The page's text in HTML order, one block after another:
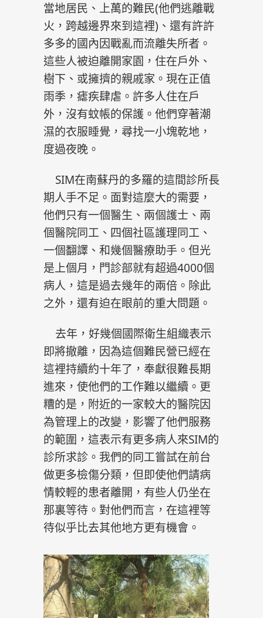
當地居民、上萬的難民(他們逃離戰
火，跨越邊界來到這裡)、還有許許
多多的國內因戰亂而流離失所者。
這些人被迫離開家園，住在戶外、
樹下、或擁擠的親戚家。現在正值
雨季，瘧疾肆虐。許多人住在戶
外，沒有蚊帳的保護。他們穿著潮
濕的衣服睡覺，尋找一小塊乾地，
度過夜晚。
SIM在南蘇丹的多羅的這間診所長
期人手不足。面對這麼大的需要，
他們只有一個醫生、兩個護士、兩
個醫院同工、四個社區護理同工、
一個翻譯、和幾個醫療助手。但光
是上個月，門診部就有超過4000個
病人，這是過去幾年的兩倍。除此
之外，還有迫在眼前的重大問題。
去年，好幾個國際衛生組織表示
即將撤離，因為這個難民營已經在
這裡持續約十年了，奉獻很難長期
進來，使他們的工作難以繼續。更
糟的是，附近的一家較大的醫院因
為管理上的改變，影響了他們服務
的範圍，這表示有更多病人來SIM的
診所求診。我們的同工嘗試在前台
做更多檢傷分類，但即使他們請病
情較輕的患者離開，有些人仍坐在
那裏等待。對他們而言，在這裡等
待似乎比去其他地方更有機會。